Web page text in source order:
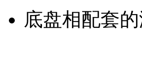
底盘相配套